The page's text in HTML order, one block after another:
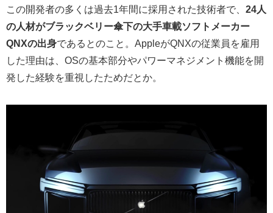
この開発者の多くは過去1年間に採用された技術者で、 24人
の人材がブラックベリー傘下の大手車載ソフトメーカー
QNXの出身であるとのこと。AppleがQNXの従業員を雇用
した理由は、OSの基本部分やパワーマネジメント機能を開
発した経験を重視したためだとか。